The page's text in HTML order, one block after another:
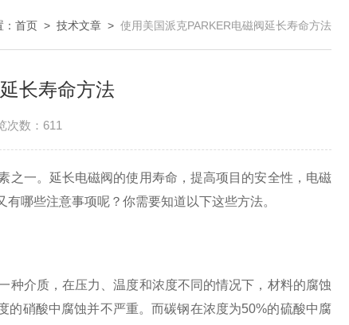
首页 > 技术文章 > 使用美国派克PARKER电磁阀延长寿命方法
长寿命方法
次数：611
之一。延长电磁阀的使用寿命，提高项目的安全性，电磁
哪些注意事项呢？你需要知道以下这些方法。
种介质，在压力、温度和浓度不同的情况下，材料的腐蚀
硝酸中腐蚀并不严重。而碳钢在浓度为50%的硫酸中腐